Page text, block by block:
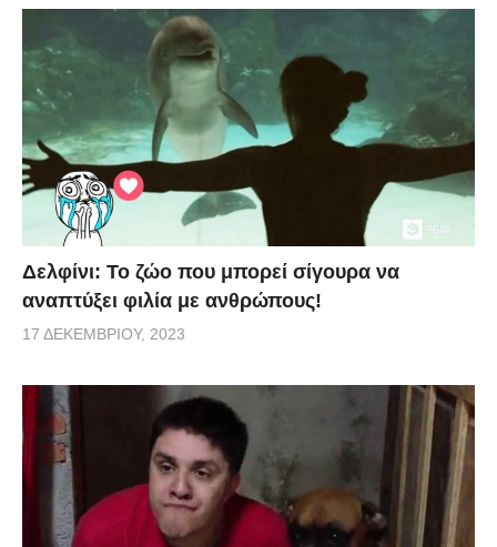
Δελφίνι: Το ζώο που μπορεί σίγουρα να
αναπτύξει φιλία με ανθρώπους!
17 ΔΕΚΕΜΒΡΊΟΥ, 2023